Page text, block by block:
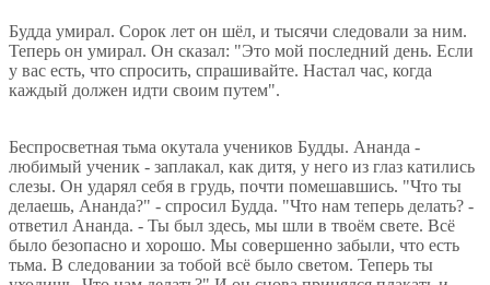
Будда умирал. Сорок лет он шёл, и тысячи следовали за ним.
Теперь он умирал. Он сказал: "Это мой последний день. Если
у вас есть, что спросить, спрашивайте. Настал час, когда
каждый должен идти своим путем".
Беспросветная тьма окутала учеников Будды. Ананда -
любимый ученик - заплакал, как дитя, у него из глаз катились
слезы. Он ударял себя в грудь, почти помешавшись. "Что ты
делаешь, Ананда?" - спросил Будда. "Что нам теперь делать? -
ответил Ананда. - Ты был здесь, мы шли в твоём свете. Всё
было безопасно и хорошо. Мы совершенно забыли, что есть
тьма. В следовании за тобой всё было светом. Теперь ты